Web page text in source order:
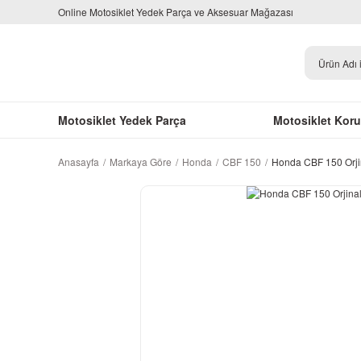
Online Motosiklet Yedek Parça ve Aksesuar Mağazası
Motosiklet Yedek Parça Motosiklet
Anasayfa Markaya Göre Honda CBF 150 Honda CBF 150